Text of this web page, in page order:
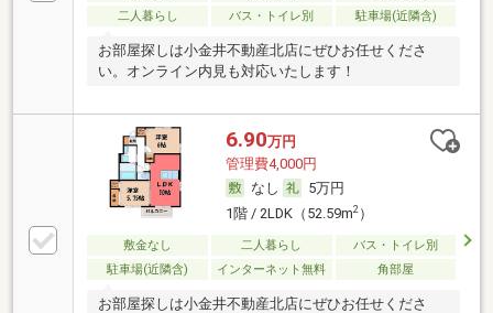
二人暮らし
バス・トイレ別 駐車場(近隣含)
お部屋探しは小金井不動産北店にぜひお任せくださ
い。オンライン内見も対応いたします！
6.90万円
管理費4,000円
なし
5万円
1階 / 2LDK（52.59m2）
敷金なし 二人暮らし
バス・トイレ別
駐車場(近隣含)
インターネット無料 角部屋
お部屋探しは小金井不動産北店にぜひお任せくださ